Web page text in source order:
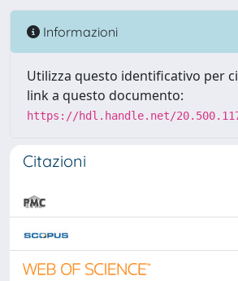
Informazioni
Utilizza questo identificativo per
link a questo documento:
https://hdl.handle.net/
Citazioni